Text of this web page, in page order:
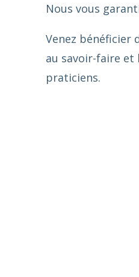
Nous vous
Venez bénéficier
au savoir-faire et
praticiens.